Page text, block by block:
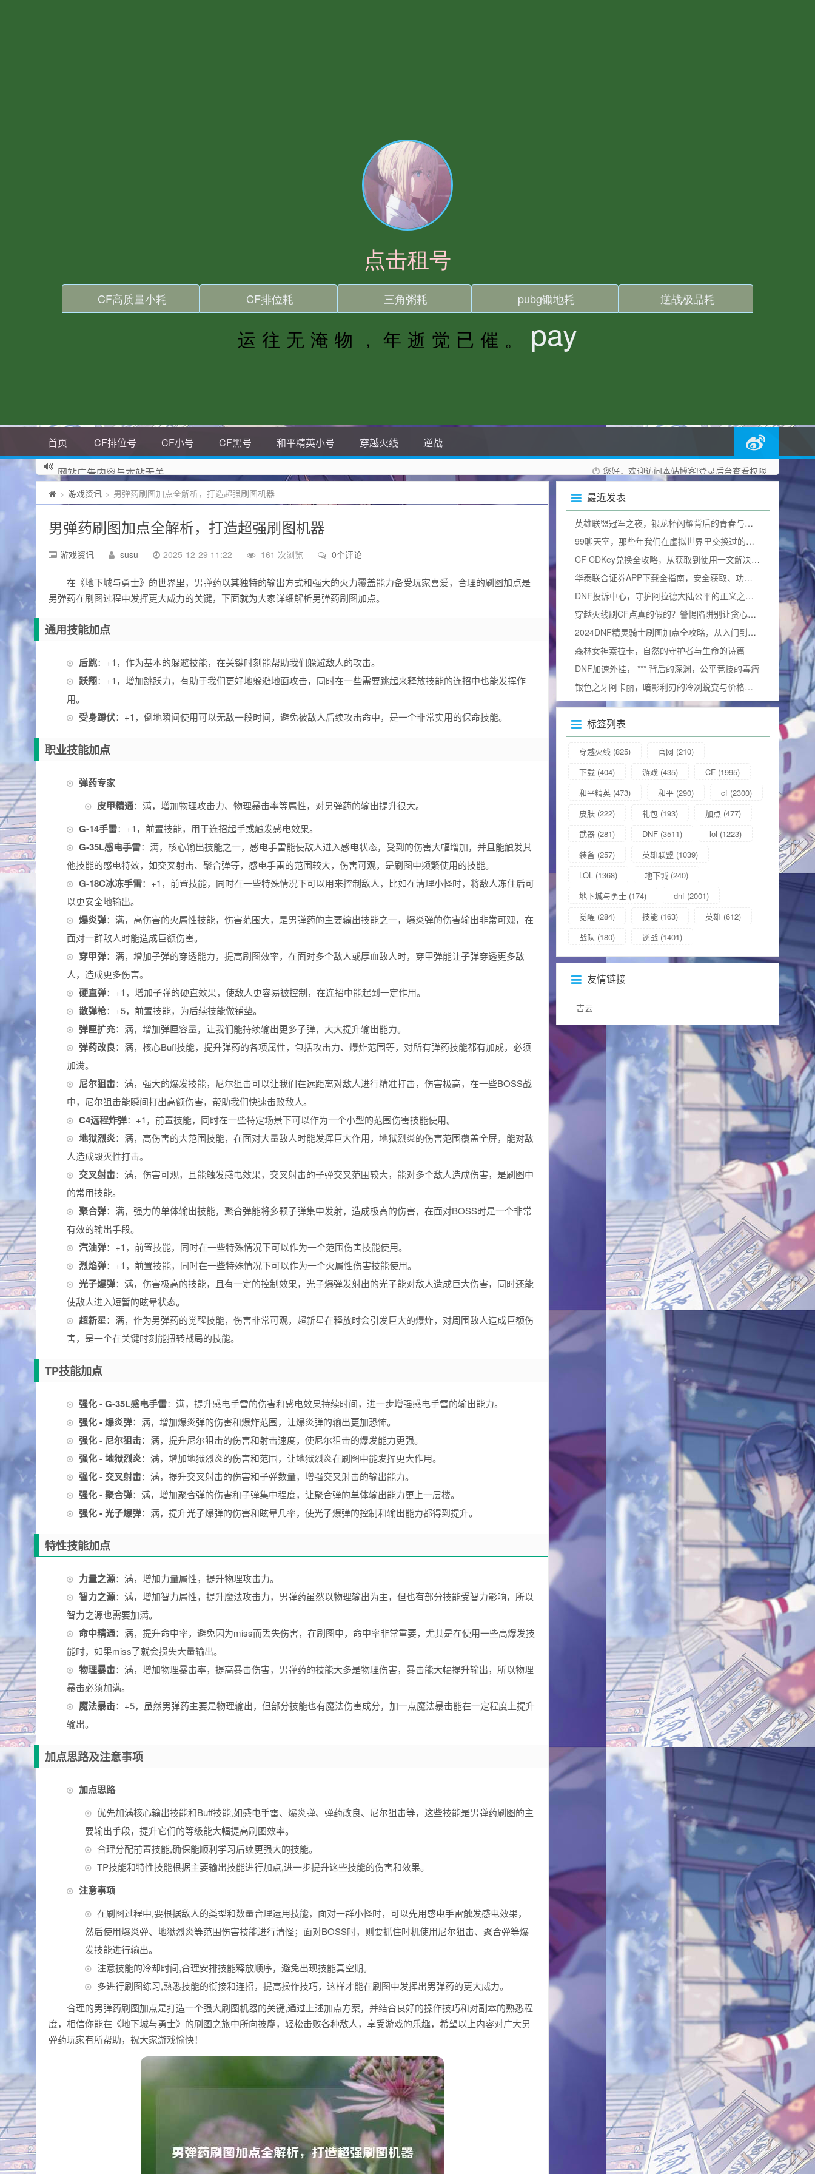
首页 CF排位号 CF小号 CF黑号 和平精英小号 穿越火线 逆战
您好，欢迎访问本站博客!登录后台查看权限
网站广告内容与本站无关
> 游戏资讯 > 男弹药刷图加点全解析，打造超强刷图机器
男弹药刷图加点全解析，打造超强刷图机器
游戏资讯 susu 2025-12-29 11:22 161 次浏览 0个评论
在《地下城与勇士》的世界里，男弹药以其独特的输出方式和强大的火力覆盖能力备受玩家喜爱，合理的刷图加点是
男弹药在刷图过程中发挥更大威力的关键，下面就为大家详细解析男弹药刷图加点。
通用技能加点
后跳：+1，作为基本的躲避技能，在关键时刻能帮助我们躲避敌人的攻击。
跃翔：+1，增加跳跃力，有助于我们更好地躲避地面攻击，同时在一些需要跳起来释放技能的连招中也能发挥作
用。
受身蹲伏：+1，倒地瞬间使用可以无敌一段时间，避免被敌人后续攻击命中，是一个非常实用的保命技能。
职业技能加点
弹药专家
皮甲精通：满，增加物理攻击力、物理暴击率等属性，对男弹药的输出提升很大。
G-14手雷：+1，前置技能，用于连招起手或触发感电效果。
G-35L感电手雷：满，核心输出技能之一，感电手雷能使敌人进入感电状态，受到的伤害大幅增加，并且能触发其
他技能的感电特效，如交叉射击、聚合弹等，感电手雷的范围较大，伤害可观，是刷图中频繁使用的技能。
G-18C冰冻手雷：+1，前置技能，同时在一些特殊情况下可以用来控制敌人，比如在清理小怪时，将敌人冻住后可
以更安全地输出。
爆炎弹：满，高伤害的火属性技能，伤害范围大，是男弹药的主要输出技能之一，爆炎弹的伤害输出非常可观，在
面对一群敌人时能造成巨额伤害。
穿甲弹：满，增加子弹的穿透能力，提高刷图效率，在面对多个敌人或厚血敌人时，穿甲弹能让子弹穿透更多敌
人，造成更多伤害。
硬直弹：+1，增加子弹的硬直效果，使敌人更容易被控制，在连招中能起到一定作用。
散弹枪：+5，前置技能，为后续技能做铺垫。
弹匣扩充：满，增加弹匣容量，让我们能持续输出更多子弹，大大提升输出能力。
弹药改良：满，核心Buff技能，提升弹药的各项属性，包括攻击力、爆炸范围等，对所有弹药技能都有加成，必须
加满。
尼尔狙击：满，强大的爆发技能，尼尔狙击可以让我们在远距离对敌人进行精准打击，伤害极高，在一些BOSS战
中，尼尔狙击能瞬间打出高额伤害，帮助我们快速击败敌人。
C4远程炸弹：+1，前置技能，同时在一些特定场景下可以作为一个小型的范围伤害技能使用。
地狱烈炎：满，高伤害的大范围技能，在面对大量敌人时能发挥巨大作用，地狱烈炎的伤害范围覆盖全屏，能对敌
人造成毁灭性打击。
交叉射击：满，伤害可观，且能触发感电效果，交叉射击的子弹交叉范围较大，能对多个敌人造成伤害，是刷图中
的常用技能。
聚合弹：满，强力的单体输出技能，聚合弹能将多颗子弹集中发射，造成极高的伤害，在面对BOSS时是一个非常
有效的输出手段。
汽油弹：+1，前置技能，同时在一些特殊情况下可以作为一个范围伤害技能使用。
烈焰弹：+1，前置技能，同时在一些特殊情况下可以作为一个火属性伤害技能使用。
光子爆弹：满，伤害极高的技能，且有一定的控制效果，光子爆弹发射出的光子能对敌人造成巨大伤害，同时还能
使敌人进入短暂的眩晕状态。
超新星：满，作为男弹药的觉醒技能，伤害非常可观，超新星在释放时会引发巨大的爆炸，对周围敌人造成巨额伤
害，是一个在关键时刻能扭转战局的技能。
TP技能加点
强化 - G-35L感电手雷：满，提升感电手雷的伤害和感电效果持续时间，进一步增强感电手雷的输出能力。
强化 - 爆炎弹：满，增加爆炎弹的伤害和爆炸范围，让爆炎弹的输出更加恐怖。
强化 - 尼尔狙击：满，提升尼尔狙击的伤害和射击速度，使尼尔狙击的爆发能力更强。
强化 - 地狱烈炎：满，增加地狱烈炎的伤害和范围，让地狱烈炎在刷图中能发挥更大作用。
强化 - 交叉射击：满，提升交叉射击的伤害和子弹数量，增强交叉射击的输出能力。
强化 - 聚合弹：满，增加聚合弹的伤害和子弹集中程度，让聚合弹的单体输出能力更上一层楼。
强化 - 光子爆弹：满，提升光子爆弹的伤害和眩晕几率，使光子爆弹的控制和输出能力都得到提升。
特性技能加点
力量之源：满，增加力量属性，提升物理攻击力。
智力之源：满，增加智力属性，提升魔法攻击力，男弹药虽然以物理输出为主，但也有部分技能受智力影响，所以
智力之源也需要加满。
命中精通：满，提升命中率，避免因为miss而丢失伤害，在刷图中，命中率非常重要，尤其是在使用一些高爆发技
能时，如果miss了就会损失大量输出。
物理暴击：满，增加物理暴击率，提高暴击伤害，男弹药的技能大多是物理伤害，暴击能大幅提升输出，所以物理
暴击必须加满。
魔法暴击：+5，虽然男弹药主要是物理输出，但部分技能也有魔法伤害成分，加一点魔法暴击能在一定程度上提升
输出。
加点思路及注意事项
加点思路
优先加满核心输出技能和Buff技能,如感电手雷、爆炎弹、弹药改良、尼尔狙击等，这些技能是男弹药刷图的主
要输出手段，提升它们的等级能大幅提高刷图效率。
合理分配前置技能,确保能顺利学习后续更强大的技能。
TP技能和特性技能根据主要输出技能进行加点,进一步提升这些技能的伤害和效果。
注意事项
在刷图过程中,要根据敌人的类型和数量合理运用技能，面对一群小怪时，可以先用感电手雷触发感电效果，
然后使用爆炎弹、地狱烈炎等范围伤害技能进行清怪；面对BOSS时，则要抓住时机使用尼尔狙击、聚合弹等爆
发技能进行输出。
注意技能的冷却时间,合理安排技能释放顺序，避免出现技能真空期。
多进行刷图练习,熟悉技能的衔接和连招，提高操作技巧，这样才能在刷图中发挥出男弹药的更大威力。
合理的男弹药刷图加点是打造一个强大刷图机器的关键,通过上述加点方案，并结合良好的操作技巧和对副本的熟悉程
度，相信你能在《地下城与勇士》的刷图之旅中所向披靡，轻松击败各种敌人，享受游戏的乐趣，希望以上内容对广大男
弹药玩家有所帮助，祝大家游戏愉快！
最近发表
英雄联盟冠军之夜，银龙杯闪耀背后的青春与热血加冕礼
99聊天室，那些年我们在虚拟世界里交换过的青春
CF CDKey兑换全攻略，从获取到使用一文解决所有疑问（含2025兑换码）
华泰联合证券APP下载全指南，安全获取、功能解析与使用技巧
DNF投诉中心，守护阿拉德大陆公平的正义之门官方网站
穿越火线刷CF点真的假的？警惕陷阱别让贪心毁掉游戏体验
2024DNF精灵骑士刷图加点全攻略，从入门到精通，打造一线输出（附加点图）
森林女神索拉卡，自然的守护者与生命的诗篇
DNF加速外挂， *** 背后的深渊，公平竞技的毒瘤
银色之牙阿卡丽，暗影利刃的冷冽蜕变与价格询问
标签列表
穿越火线 (825) 官网 (210)
下载 (404) 游戏 (435) CF (1995)
和平精英 (473) 和平 (290) cf (2300)
皮肤 (222) 礼包 (193) 加点 (477)
武器 (281) DNF (3511) lol (1223)
装备 (257) 英雄联盟 (1039)
LOL (1368) 地下城 (240)
地下城与勇士 (174) dnf (2001)
觉醒 (284) 技能 (163) 英雄 (612)
战队 (180) 逆战 (1401)
友情链接
吉云